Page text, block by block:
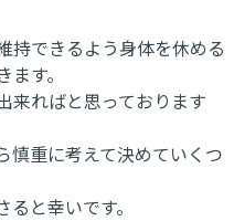
持できるよう身体を休める
す。
来ればと思っております
慎重に考えて決めていくつ
と幸いです。